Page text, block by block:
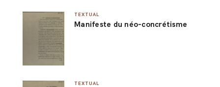
TEXTUAL
Manifeste du néo-concrétisme
TEXTUAL